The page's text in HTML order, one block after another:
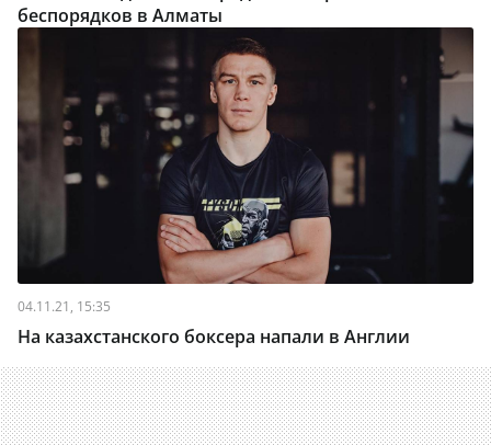
беспорядков в Алматы
04.11.21, 15:35
На казахстанского боксера напали в Англии